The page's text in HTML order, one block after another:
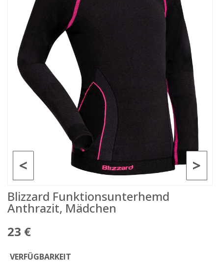
>
<
Blizzard Funktionsunterhemd
Anthrazit, Mädchen
23 €
VERFÜGBARKEIT